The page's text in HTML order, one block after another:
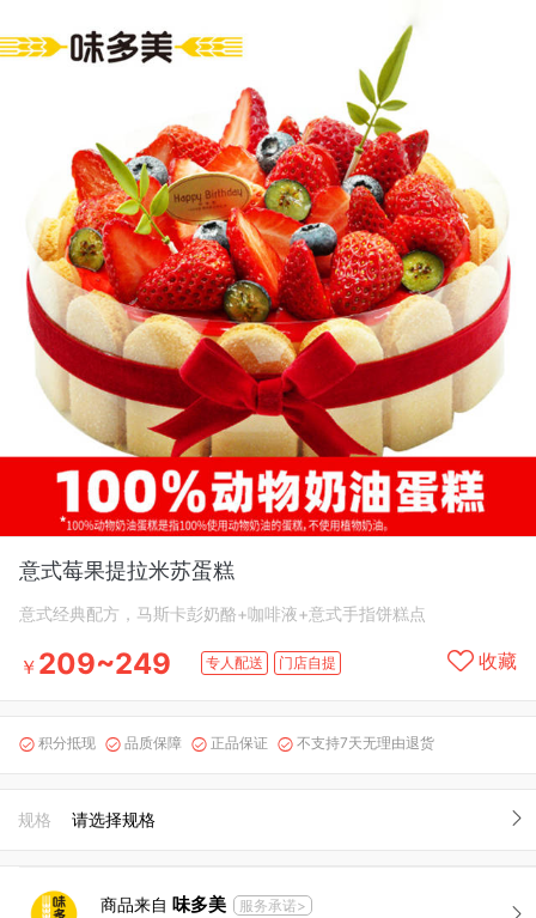
意式莓果提拉米苏蛋糕
意式经典配方，马斯卡彭奶酪+咖啡液+意式手指饼糕点
￥ 209~249 专人配送 门店自提 收藏
 积分抵现  品质保障  正品保证  不支持7天无理由退货
规格 请选择规格
商品来自 味多美
服务承诺>